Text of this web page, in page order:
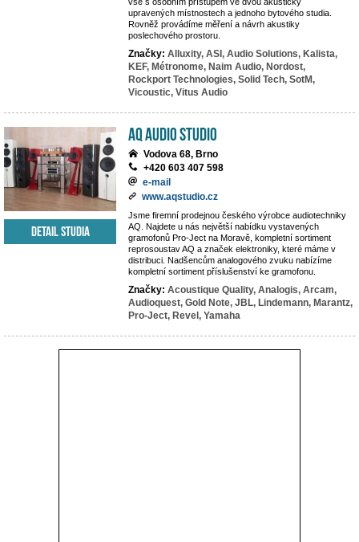
upravených místnostech a jednoho bytového studia.
Rovněž provádíme měření a návrh akustiky
poslechového prostoru.
Značky: Alluxity, ASI, Audio Solutions, Kalista,
KEF, Métronome, Naim Audio, Nordost,
Rockport Technologies, Solid Tech, SotM,
Vicoustic, Vitus Audio
AQ audio studio
Vodova 68, Brno
+420 603 407 598
e-mail
www.aqstudio.cz
Jsme firemní prodejnou českého výrobce audiotechniky
AQ. Najdete u nás největší nabídku vystavených
gramofonů Pro-Ject na Moravě, kompletní sortiment
reprosoustav AQ a značek elektroniky, které máme v
distribuci. Nadšencům analogového zvuku nabízíme
kompletní sortiment příslušenství ke gramofonu.
Značky: Acoustique Quality, Analogis, Arcam,
Audioquest, Gold Note, JBL, Lindemann, Marantz,
Pro-Ject, Revel, Yamaha
Detail studia